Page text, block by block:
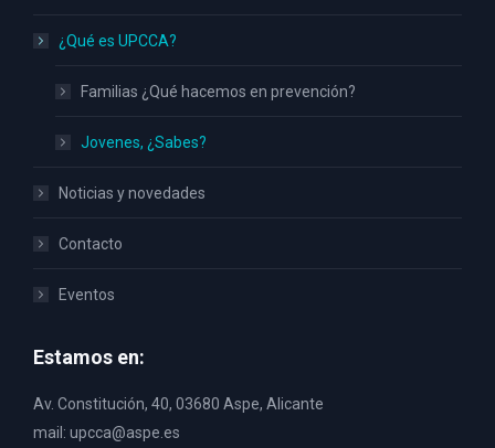
¿Qué es UPCCA?
Familias ¿Qué hacemos en prevención?
Jovenes, ¿Sabes?
Noticias y novedades
Contacto
Eventos
Estamos en:
Av. Constitución, 40, 03680 Aspe, Alicante
mail: upcca@aspe.es